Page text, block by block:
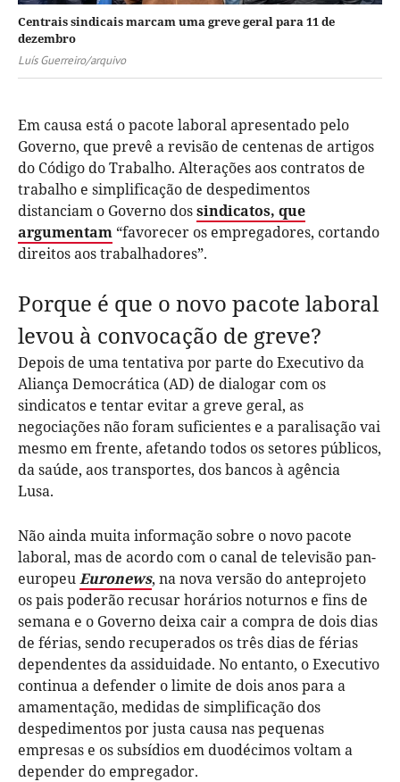
Centrais sindicais marcam uma greve geral para 11 de
dezembro
Luís Guerreiro/arquivo
Em causa está o pacote laboral apresentado pelo
Governo, que prevê a revisão de centenas de artigos
do Código do Trabalho. Alterações aos contratos de
trabalho e simplificação de despedimentos
distanciam o Governo dossindicatos, que
argumentam “favorecer os empregadores, cortando
direitos aos trabalhadores”.
Porque é que o novo pacote laboral
levou à convocação de greve?
Depois de uma tentativa por parte do Executivo da
Aliança Democrática (AD) de dialogar com os
sindicatos e tentar evitar a greve geral, as
negociações não foram suficientes e a paralisação vai
mesmo em frente, afetando todos os setores públicos,
da saúde, aos transportes, dos bancos à agência
Lusa.
Não ainda muita informação sobre o novo pacote
laboral, mas de acordo com o canal de televisão pan-
europeuEuronews, na nova versão do anteprojeto
os pais poderão recusar horários noturnos e fins de
semana e o Governo deixa cair a compra de dois dias
de férias, sendo recuperados os três dias de férias
dependentes da assiduidade. No entanto, o Executivo
continua a defender o limite de dois anos para a
amamentação, medidas de simplificação dos
despedimentos por justa causa nas pequenas
empresas e os subsídios em duodécimos voltam a
depender do empregador.